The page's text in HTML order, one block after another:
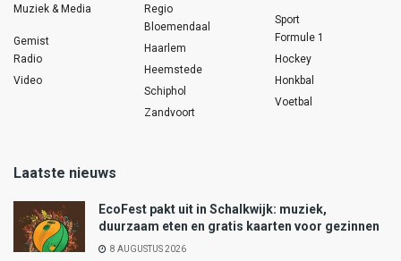
Muziek & Media
Gemist
Radio
Video
Regio
Bloemendaal
Haarlem
Heemstede
Schiphol
Zandvoort
Sport
Formule 1
Hockey
Honkbal
Voetbal
Laatste nieuws
EcoFest pakt uit in Schalkwijk: muziek,
duurzaam eten en gratis kaarten voor gezinnen
8 AUGUSTUS 2026